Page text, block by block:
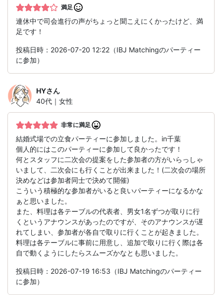
満足
連休中で司会進行の声がちょっと聞こえにくかったけど、満
足です！
投稿日時：2026-07-20 12:22（IBJ Matchingのパーティー
に参加）
HYさん
40代｜女性
非常に満足
結婚式場での立食パーティーに参加しました。in千葉
個人的にはこのパーティーに参加して良かったです！
何とスタッフに二次会の提案をした参加者の方がいらっしゃ
いまして、二次会にも行くことが出来ました！(二次会の場所
決めなどは参加者同士で決めて開催)
こういう積極的な参加者がいると良いパーティーになるかな
ぁと思いました。
また、料理は各テーブルの代表者、男女1名ずつが取りに行
くというアナウンスがあったのですが、そのアナウンスが遅
れてしまい、参加者が各自で取りに行くことが起きました。
料理は各テーブルに事前に用意し、追加で取りに行く際は各
自で動くようにしたらスムーズかなとも思いました。
投稿日時：2026-07-19 16:53（IBJ Matchingのパーティー
に参加）